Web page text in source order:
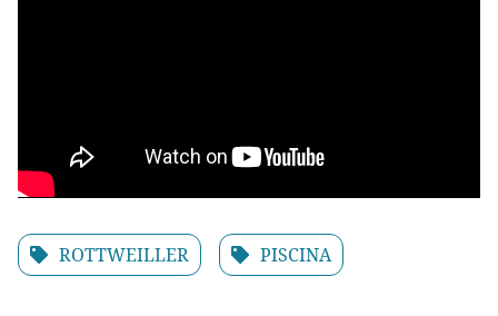
ROTTWEILLER PISCINA